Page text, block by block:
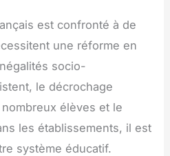
est confronté à de
une réforme en
socio-
le décrochage
élèves et le
les établissements, il est
système éducatif.